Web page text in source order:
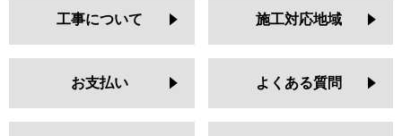
PA-P112U7GDB
PA-P112U6GDN
PA-P112U6GDNB
工事について 施工対応地域
お支払い よくある質問